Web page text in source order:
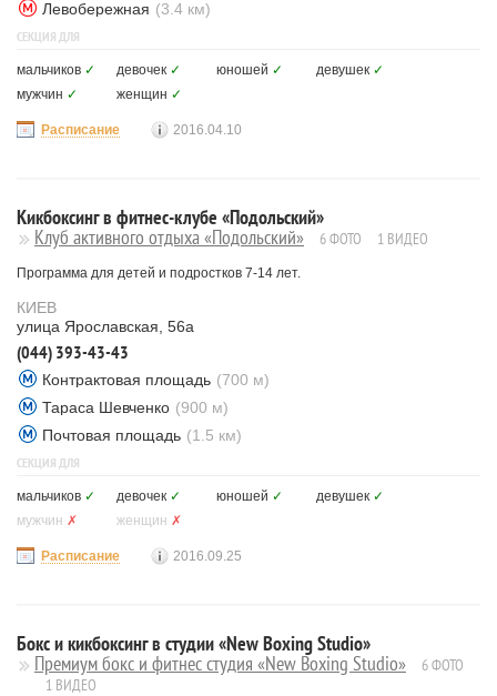
Левобережная (3.4 км)
СЕКЦИЯ ДЛЯ
мальчиков ✓ девочек ✓ юношей ✓ девушек ✓
мужчин ✓ женщин ✓
Расписание 2016.04.10
Кикбоксинг в фитнес-клубе «Подольский»
Клуб активного отдыха «Подольский» 6 ФОТО 1 ВИДЕО
Программа для детей и подростков 7-14 лет.
КИЕВ
улица Ярославская, 56а
(044) 393-43-43
Контрактовая площадь (700 м)
Тараса Шевченко (900 м)
Почтовая площадь (1.5 км)
СЕКЦИЯ ДЛЯ
мальчиков ✓ девочек ✓ юношей ✓ девушек ✓
мужчин ✗ женщин ✗
Расписание 2016.09.25
Бокс и кикбоксинг в студии «New Boxing Studio»
Премиум бокс и фитнес студия «New Boxing Studio»
6 ФОТО
1 ВИДЕО